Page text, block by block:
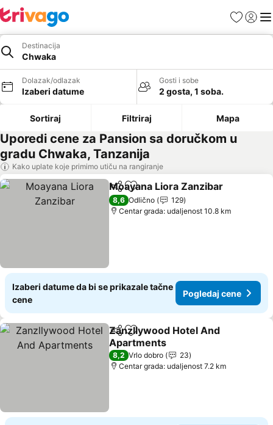
FavoritiPrijavi
Destinacija
Chwaka
Dolazak/odlazak
Izaberi datume
Gosti i sobe
2 gosta, 1 soba.
Sortiraj Filtriraj Mapa
Uporedi cene za Pansion sa doručkom u
gradu Chwaka, Tanzanija
Kako uplate koje primimo utiču na rangiranje
Deli Dodati u favorite
Moayana Liora Zanzibar
8,6 Odlično
129
Centar grada: udaljenost 10.8 km
Izaberi datume da bi se prikazale tačne
cene
Pogledaj cene
Deli Dodati u favorite
Zanzllywood Hotel And
Apartments
8,2 Vrlo dobro
23
Centar grada: udaljenost 7.2 km